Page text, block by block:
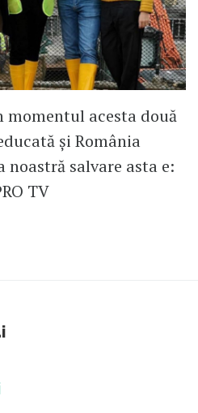
momentul acesta două
și România
noastră salvare asta e:
TV